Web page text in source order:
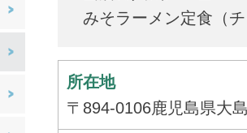
みそラーメン定食（
所在地
〒894-0106鹿児島県大